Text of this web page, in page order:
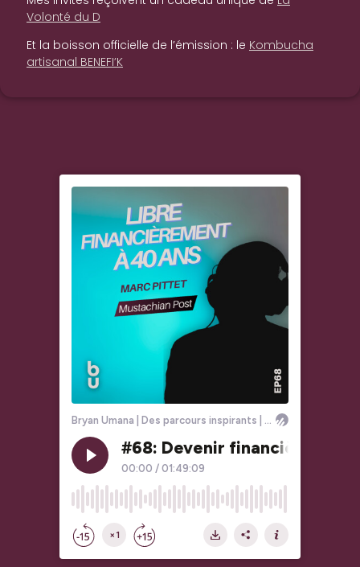
Volonté du D
Et la boisson officielle de l’émission : le Kombucha
artisanal BENEFI’K